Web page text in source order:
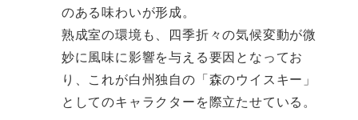
のある味わいが形成。
熟成室の環境も、四季折々の気候変動が微
妙に風味に影響を与える要因となってお
り、これが白州独自の「森のウイスキー」
としてのキャラクターを際立たせている。